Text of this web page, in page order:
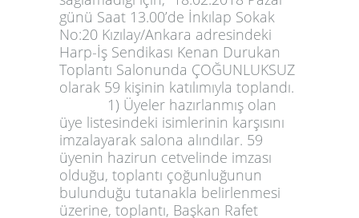
günü Saat 13.00’de İnkılap Sokak
No:20 Kızılay/Ankara adresindeki
Harp-İş Sendikası Kenan Durukan
Toplantı Salonunda ÇOĞUNLUKSUZ
olarak 59 kişinin katılımıyla toplandı.
1) Üyeler hazırlanmış olan
üye listesindeki isimlerinin karşısını
imzalayarak salona alındılar. 59
üyenin hazirun cetvelinde imzası
olduğu, toplantı çoğunluğunun
bulunduğu tutanakla belirlenmesi
üzerine, toplantı, Başkan Rafet